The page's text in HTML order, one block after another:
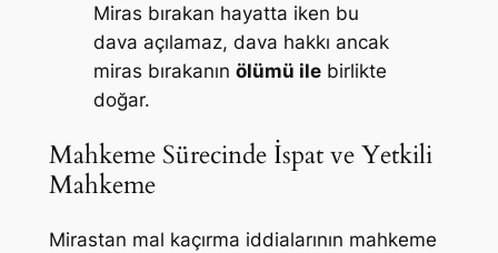
Miras bırakan hayatta iken bu
dava açılamaz, dava hakkı ancak
miras bırakanın ölümü ilebirlikte
doğar.
Mahkeme Sürecinde İspat ve Yetkili
Mahkeme
Mirastan mal kaçırma iddialarının mahkeme